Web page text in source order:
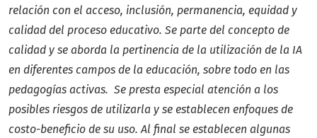
relación con el acceso, inclusión, permanencia, equidad y
calidad del proceso educativo. Se parte del concepto de
calidad y se aborda la pertinencia de la utilización de la IA
en diferentes campos de la educación, sobre todo en las
pedagogías activas. Se presta especial atención a los
posibles riesgos de utilizarla y se establecen enfoques de
costo-beneficio de su uso. Al final se establecen algunas